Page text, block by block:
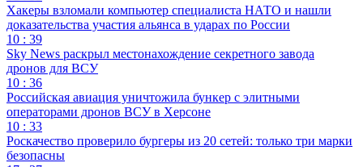
Хакеры взломали компьютер специалиста НАТО и нашли
доказательства участия альянса в ударах по России
10 : 39
Sky News раскрыл местонахождение секретного завода
дронов для ВСУ
10 : 36
Российская авиация уничтожила бункер с элитными
операторами дронов ВСУ в Херсоне
10 : 33
Роскачество проверило бургеры из 20 сетей: только три марки
безопасны